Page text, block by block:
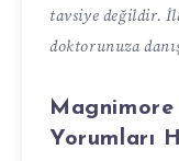
tavsiye değildir.
doktorunuza
Yorumları